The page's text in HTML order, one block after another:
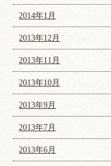
2014年1月
2013年12月
2013年11月
2013年10月
2013年9月
2013年7月
2013年6月